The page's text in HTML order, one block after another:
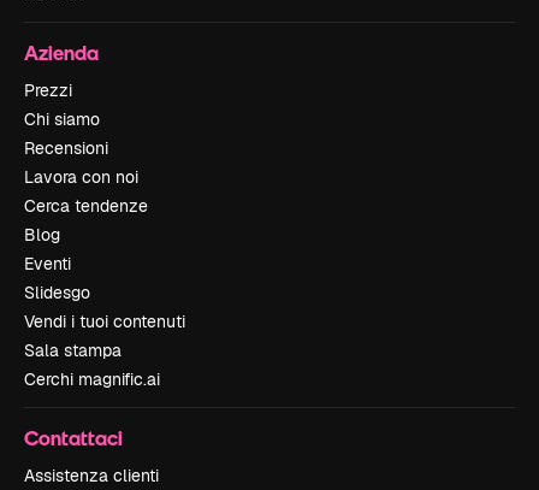
Azienda
Prezzi
Chi siamo
Recensioni
Lavora con noi
Cerca tendenze
Blog
Eventi
Slidesgo
Vendi i tuoi contenuti
Sala stampa
Cerchi magnific.ai
Contattaci
Assistenza clienti